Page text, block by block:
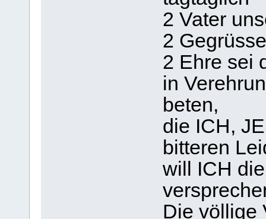
2 Vater
2
2 Ehre sei
in
beten,
die ICH,
bitteren
will ICH
Die völlige